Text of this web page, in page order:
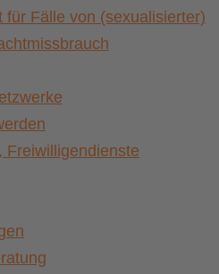
für Fälle von (sexualisierter)
Freiwilligendienste